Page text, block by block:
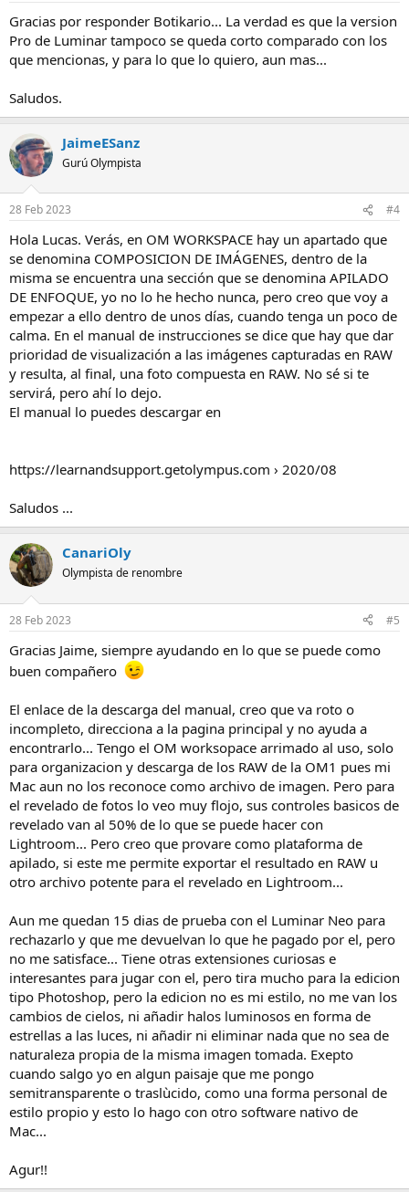
Gracias por responder Botikario... La verdad es que la version
Pro de Luminar tampoco se queda corto comparado con los
que mencionas, y para lo que lo quiero, aun mas...
Saludos.
JaimeESanz
Gurú Olympista
28 Feb 2023 #4
Hola Lucas. Verás, en OM WORKSPACE hay un apartado que
se denomina COMPOSICION DE IMÁGENES, dentro de la
misma se encuentra una sección que se denomina APILADO
DE ENFOQUE, yo no lo he hecho nunca, pero creo que voy a
empezar a ello dentro de unos días, cuando tenga un poco de
calma. En el manual de instrucciones se dice que hay que dar
prioridad de visualización a las imágenes capturadas en RAW
y resulta, al final, una foto compuesta en RAW. No sé si te
servirá, pero ahí lo dejo.
El manual lo puedes descargar en
https://learnandsupport.getolympus.com › 2020/08
Saludos ...
CanariOly
Olympista de renombre
28 Feb 2023 #5
Gracias Jaime, siempre ayudando en lo que se puede como
buen compañero
El enlace de la descarga del manual, creo que va roto o
incompleto, direcciona a la pagina principal y no ayuda a
encontrarlo... Tengo el OM worksopace arrimado al uso, solo
para organizacion y descarga de los RAW de la OM1 pues mi
Mac aun no los reconoce como archivo de imagen. Pero para
el revelado de fotos lo veo muy flojo, sus controles basicos de
revelado van al 50% de lo que se puede hacer con
Lightroom... Pero creo que provare como plataforma de
apilado, si este me permite exportar el resultado en RAW u
otro archivo potente para el revelado en Lightroom...
Aun me quedan 15 dias de prueba con el Luminar Neo para
rechazarlo y que me devuelvan lo que he pagado por el, pero
no me satisface... Tiene otras extensiones curiosas e
interesantes para jugar con el, pero tira mucho para la edicion
tipo Photoshop, pero la edicion no es mi estilo, no me van los
cambios de cielos, ni añadir halos luminosos en forma de
estrellas a las luces, ni añadir ni eliminar nada que no sea de
naturaleza propia de la misma imagen tomada. Exepto
cuando salgo yo en algun paisaje que me pongo
semitransparente o traslùcido, como una forma personal de
estilo propio y esto lo hago con otro software nativo de
Mac...
Agur!!